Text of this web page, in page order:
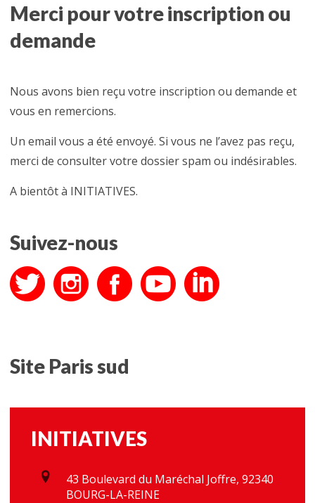
Merci pour votre inscription ou
demande
Nous avons bien reçu votre inscription ou demande et
vous en remercions.
Un email vous a été envoyé. Si vous ne l’avez pas reçu,
merci de consulter votre dossier spam ou indésirables.
A bientôt à INITIATIVES.
Suivez-nous
Site Paris sud
INITIATIVES
43 Boulevard du Maréchal Joffre, 92340
BOURG-LA-REINE